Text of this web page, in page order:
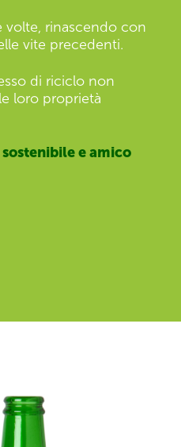
rinascendo con
vite precedenti.
di riciclo non
loro proprietà
e amico